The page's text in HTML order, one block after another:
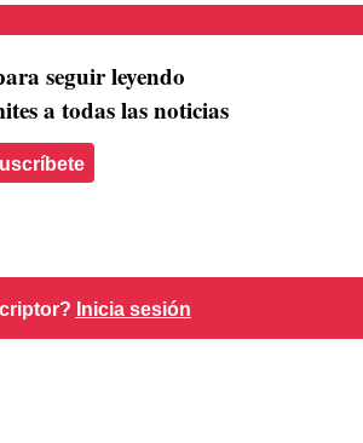
seguir leyendo
a todas las noticias
Inicia sesión